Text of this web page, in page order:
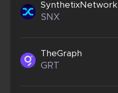
SynthetixNetwork
SNX
TheGraph
GRT